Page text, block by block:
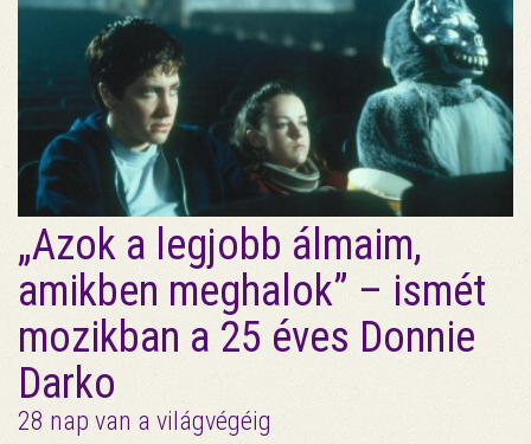
„Azok a legjobb álmaim,
amikben meghalok” – ismét
mozikban a 25 éves Donnie
Darko
28 nap van a világvégéig